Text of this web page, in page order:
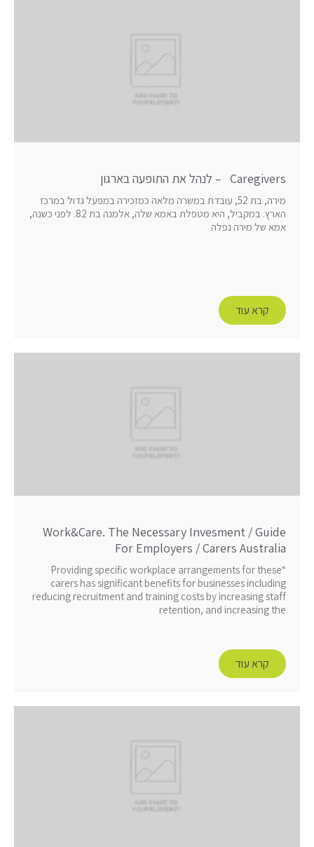
Caregivers – לנהל את התופעה בארגון
מירה, בת 52, עובדת במשרה מלאה כמזכירה במפעל גדול במרכז
הארץ. במקביל, היא מטפלת באמא שלה, אלמנה בת 82. לפני כשנה,
אמא של מירה נפלה
קרא עוד
Work&Care. The Necessary Invesment / Guide
For Employers / Carers Australia
“Providing specific workplace arrangements for these
carers has significant benefits for businesses including
reducing recruitment and training costs by increasing staff
retention, and increasing the
קרא עוד